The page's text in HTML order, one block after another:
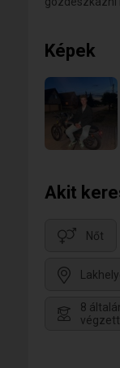
Képek
Akit
Nőt
8